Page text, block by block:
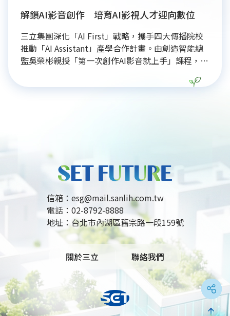
解鎖AI影音創作 培育AI影視人才迎向數位
三立集團深化「AI First」戰略，攜手四大傳播院校
推動「AI Assistant」產學合作計畫。由創造智能總
監吳榮彬親授「第一次創作AI影音就上手」課程，帶
具，完整學習從腳本分鏡、影像生成到後製的AI創作
信箱： esg@mail.sanlih.com.tw
電話： 02-8792-8888
地址： 台北市內湖區舊宗路一段159號
關於三立 聯絡我們